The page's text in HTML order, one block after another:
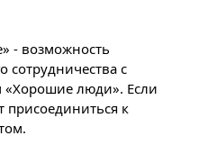
- возможность
сотрудничества с
люди». Если
присоединиться к